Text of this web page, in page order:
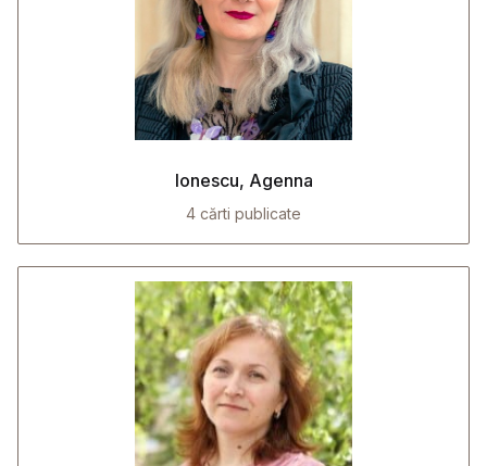
Ionescu, Agenna
4 cărti publicate